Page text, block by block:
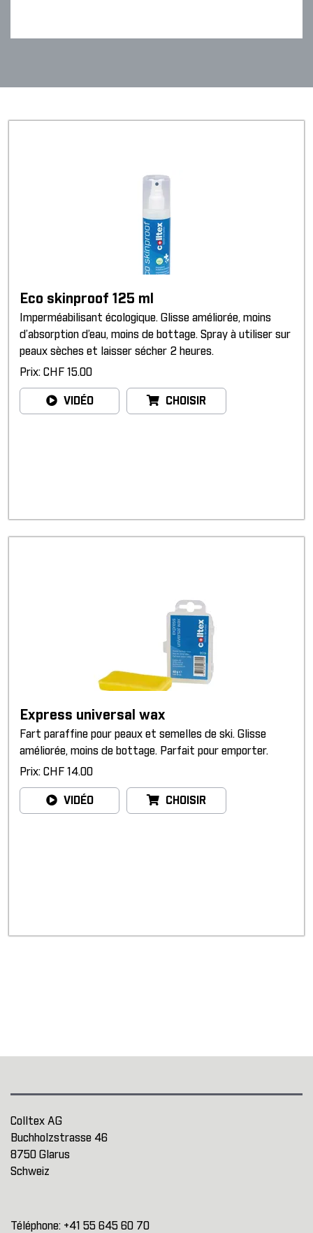
Eco skinproof 125 ml
Imperméabilisant écologique. Glisse améliorée, moins
d’absorption d’eau, moins de bottage. Spray à utiliser sur
peaux sèches et laisser sécher 2 heures.
Prix: CHF 15.00
VIDÉO CHOISIR
Express universal wax
Fart paraffine pour peaux et semelles de ski. Glisse
améliorée, moins de bottage. Parfait pour emporter.
Prix: CHF 14.00
VIDÉO CHOISIR
Colltex AG
Buchholzstrasse 46
8750 Glarus
Schweiz
Téléphone: +41 55 645 60 70